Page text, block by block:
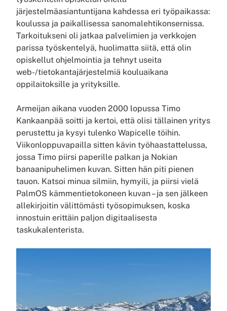
järjestelmäasiantuntijana kahdessa eri työpaikassa:
koulussa ja paikallisessa sanomalehtikonsernissa.
Tarkoitukseni oli jatkaa palvelimien ja verkkojen
parissa työskentelyä, huolimatta siitä, että olin
opiskellut ohjelmointia ja tehnyt useita
web-/tietokantajärjestelmiä kouluaikana
oppilaitoksille ja yrityksille.
Armeijan aikana vuoden 2000 lopussa Timo
Kankaanpää soitti ja kertoi, että olisi tällainen yritys
perustettu ja kysyi tulenko Wapicelle töihin.
Viikonloppuvapailla sitten kävin työhaastattelussa,
jossa Timo piirsi paperille palkan ja Nokian
banaanipuhelimen kuvan. Sitten hän piti pienen
tauon. Katsoi minua silmiin, hymyili, ja piirsi vielä
PalmOS kämmentietokoneen kuvan – ja sen jälkeen
allekirjoitin välittömästi työsopimuksen, koska
innostuin erittäin paljon digitaalisesta
taskukalenterista.